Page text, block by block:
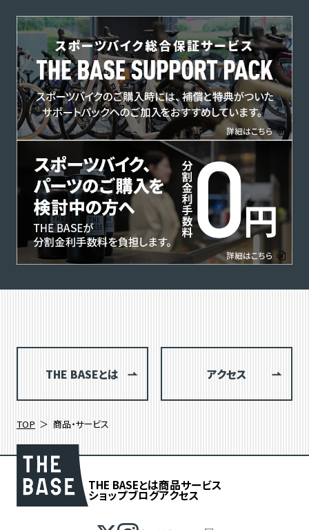
THE BASEとは アクセス
TOP 商品・サービス
THE BASEとは商品サービス
ショップブログアクセス